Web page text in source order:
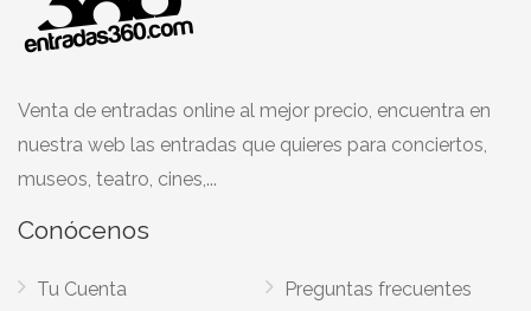
Venta de entradas online al mejor precio, encuentra en
nuestra web las entradas que quieres para conciertos,
museos, teatro, cines,...
Conócenos
Tu Cuenta
Preguntas frecuentes